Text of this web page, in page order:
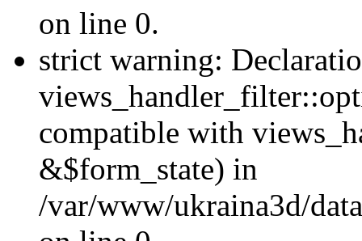
on line 0.
strict warning:
compatible with
&$form_state) in
/var/www/ukraina3d/